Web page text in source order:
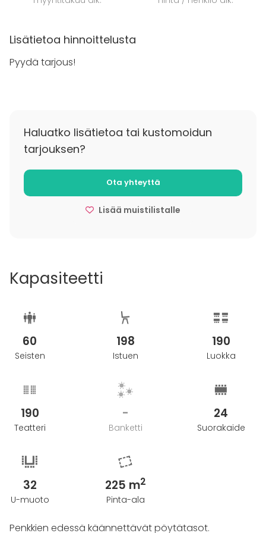
Lisätietoa hinnoittelusta
Pyydä tarjous!
Haluatko lisätietoa tai kustomoidun
tarjouksen?
Ota yhteyttä
Lisää muistilistalle
Kapasiteetti
60
Seisten
198
Istuen
190
Luokka
190
Teatteri
-
Banketti
24
Suorakaide
32
U-muoto
225 m2
Pinta-ala
Penkkien edessä käännettävät pöytätasot.